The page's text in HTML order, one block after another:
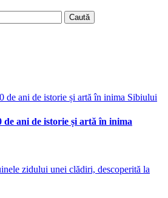
ani de istorie și artă în inima